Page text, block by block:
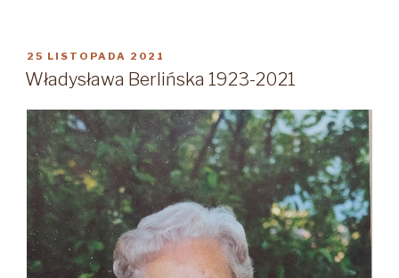
(1923-
2022)”
OPUBLIKOWANE
W
25 LISTOPADA 2021
Władysława Berlińska 1923-2021